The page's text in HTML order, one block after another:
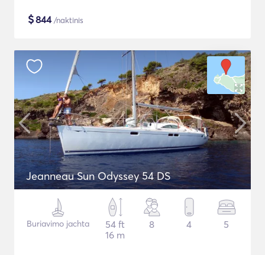
$844/naktinis
Jeanneau Sun Odyssey 54 DS
Buriavimo jachta
54 ft
16 m
8 4 5